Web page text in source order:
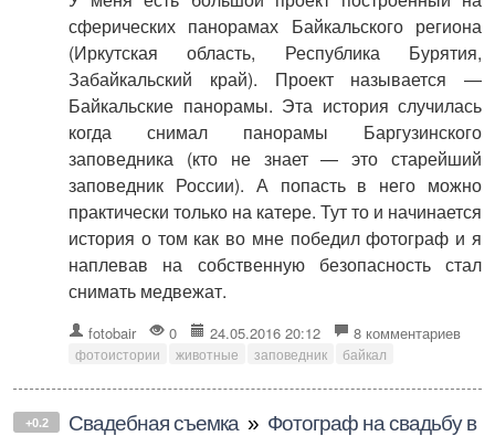
сферических панорамах Байкальского региона
(Иркутская область, Республика Бурятия,
Забайкальский край). Проект называется —
Байкальские панорамы. Эта история случилась
когда снимал панорамы Баргузинского
заповедника (кто не знает — это старейший
заповедник России). А попасть в него можно
практически только на катере. Тут то и начинается
история о том как во мне победил фотограф и я
наплевав на собственную безопасность стал
снимать медвежат.
fotobair 0 24.05.2016 20:12 8 комментариев
фотоистории животные заповедник байкал
+0.2 Свадебная съемка » Фотограф на свадьбу в